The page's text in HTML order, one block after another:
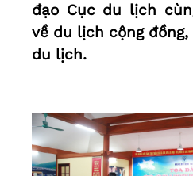
đạo Cục du lịch
về du lịch cộng
du lịch.